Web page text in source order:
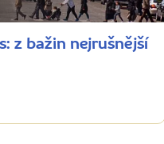
z bažin nejrušnější